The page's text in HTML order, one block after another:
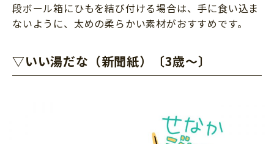
段ボール箱にひもを結び付ける場合は、手に食い込ま
ないように、太めの柔らかい素材がおすすめです。
▽いい湯だな（新聞紙）〔3歳～〕